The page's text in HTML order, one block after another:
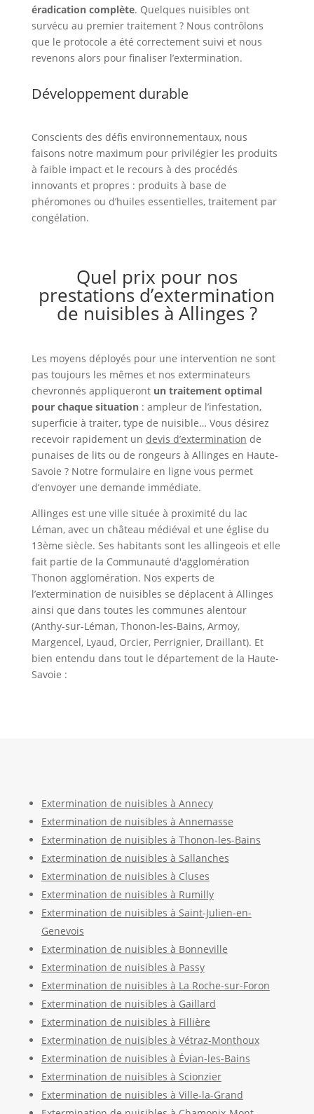
éradication complète. Quelques nuisibles ont
survécu au premier traitement ? Nous contrôlons
que le protocole a été correctement suivi et nous
revenons alors pour finaliser l’extermination.
Développement durable
Conscients des défis environnementaux, nous
faisons notre maximum pour privilégier les produits
à faible impact et le recours à des procédés
innovants et propres : produits à base de
phéromones ou d’huiles essentielles, traitement par
congélation.
Quel prix pour nos
prestations d’extermination
de nuisibles à Allinges ?
Les moyens déployés pour une intervention ne sont
pas toujours les mêmes et nos exterminateurs
chevronnés appliqueront un traitement optimal
pour chaque situation: ampleur de l’infestation,
superficie à traiter, type de nuisible… Vous désirez
recevoir rapidement un devis d’extermination de
punaises de lits ou de rongeurs à Allinges en Haute-
Savoie ? Notre formulaire en ligne vous permet
d’envoyer une demande immédiate.
Allinges est une ville située à proximité du lac
Léman, avec un château médiéval et une église du
13ème siècle. Ses habitants sont les allingeois et elle
fait partie de la Communauté d'agglomération
Thonon agglomération. Nos experts de
l’extermination de nuisibles se déplacent à Allinges
ainsi que dans toutes les communes alentour
(Anthy-sur-Léman, Thonon-les-Bains, Armoy,
Margencel, Lyaud, Orcier, Perrignier, Draillant). Et
bien entendu dans tout le département de la Haute-
Savoie :
Extermination de nuisibles à Annecy
Extermination de nuisibles à Annemasse
Extermination de nuisibles à Thonon-les-Bains
Extermination de nuisibles à Sallanches
Extermination de nuisibles à Cluses
Extermination de nuisibles à Rumilly
Extermination de nuisibles à Saint-Julien-en-
Genevois
Extermination de nuisibles à Bonneville
Extermination de nuisibles à Passy
Extermination de nuisibles à La Roche-sur-Foron
Extermination de nuisibles à Gaillard
Extermination de nuisibles à Fillière
Extermination de nuisibles à Vétraz-Monthoux
Extermination de nuisibles à Évian-les-Bains
Extermination de nuisibles à Scionzier
Extermination de nuisibles à Ville-la-Grand